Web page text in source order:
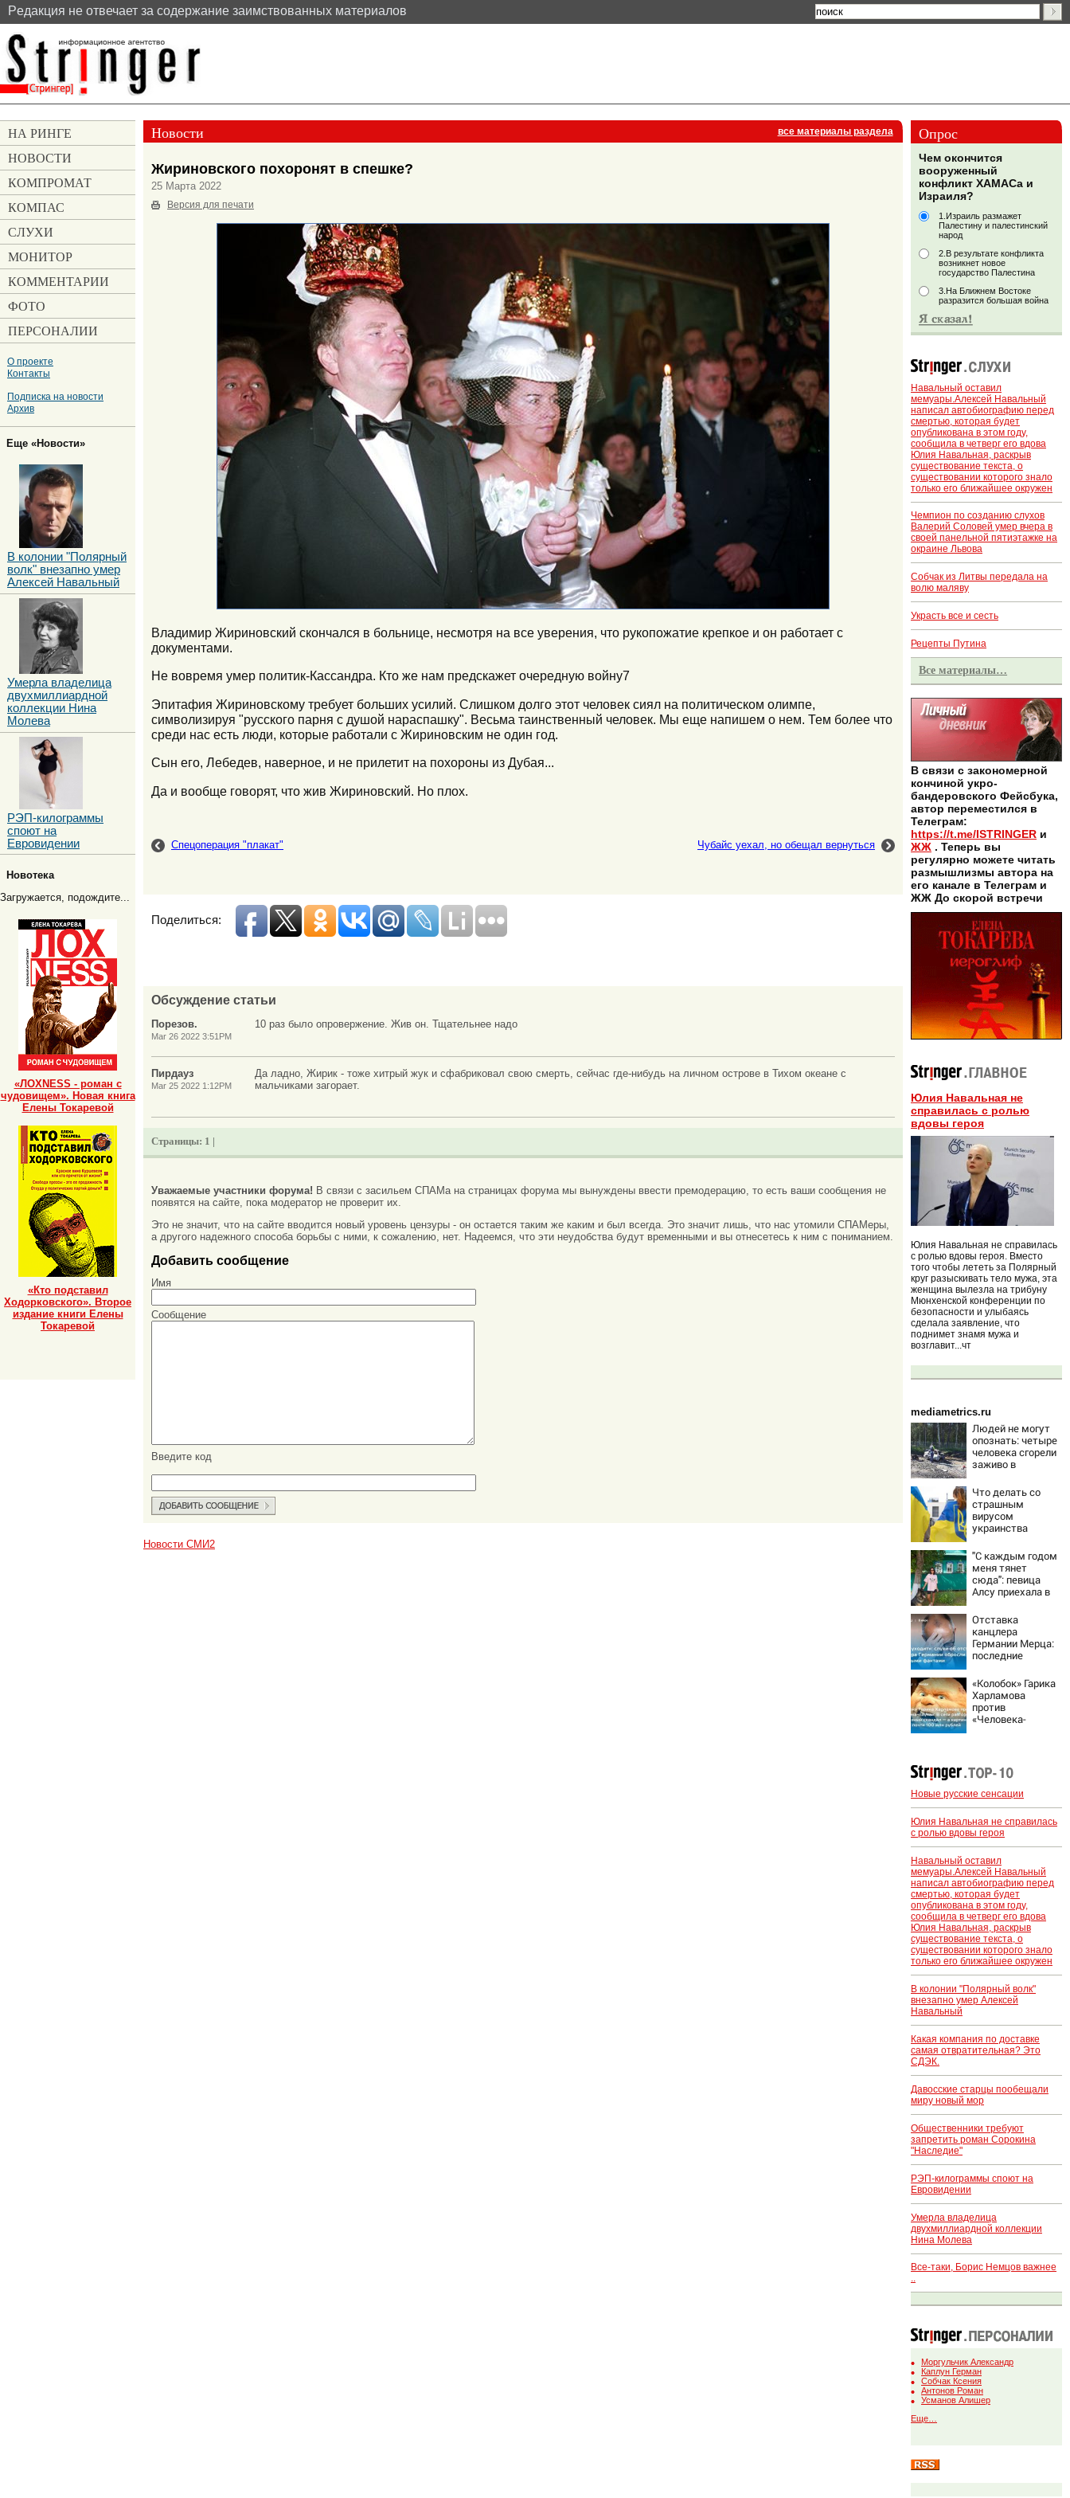
Pедакция не отвечает за содержание заимствованных материалов
Новости все материалы раздела
Жириновского похоронят в спешке?
25 Марта 2022
Версия для печати
Владимир Жириновский скончался в больнице, несмотря на все уверения, что рукопожатие крепкое и он работает с
документами.
Не вовремя умер политик-Кассандра. Кто же нам предскажет очередную войну7
Эпитафия Жириновскому требует больших усилий. Слишком долго этот человек сиял на политическом олимпе,
символизируя "русского парня с душой нараспашку". Весьма таинственный человек. Мы еще напишем о нем. Тем более что
среди нас есть люди, которые работали с Жириновским не один год.
Сын его, Лебедев, наверное, и не прилетит на похороны из Дубая...
Да и вообще говорят, что жив Жириновский. Но плох.
Спецоперация "плакат" Чубайс уехал, но обещал вернуться
Поделиться:
Обсуждение статьи
Порезов.
Mar 26 2022 3:51PM
10 раз было опровержение. Жив он. Тщательнее надо
Пирдауз
Mar 25 2022 1:12PM
Да ладно, Жирик - тоже хитрый жук и сфабриковал свою смерть, сейчас где-нибудь на личном острове в Тихом океане с
мальчиками загорает.
Страницы: 1 |
Уважаемые участники форума! В связи с засильем СПАМа на страницах форума мы вынуждены ввести премодерацию, то есть ваши сообщения не
появятся на сайте, пока модератор не проверит их.
Это не значит, что на сайте вводится новый уровень цензуры - он остается таким же каким и был всегда. Это значит лишь, что нас утомили СПАМеры,
а другого надежного способа борьбы с ними, к сожалению, нет. Надеемся, что эти неудобства будут временными и вы отнесетесь к ним с пониманием.
Добавить сообщение
Имя
Сообщение
Введите код
Новости СМИ2
Опрос
Чем окончится
вооруженный
конфликт ХАМАСа и
Израиля?
1.Израиль размажет
Палестину и палестинский
народ
2.В результате конфликта
возникнет новое
государство Палестина
3.На Ближнем Востоке
разразится большая война
Навальный оставил
мемуары.Алексей Навальный
написал автобиографию перед
смертью, которая будет
опубликована в этом году,
сообщила в четверг его вдова
Юлия Навальная, раскрыв
существование текста, о
существовании которого знало
только его ближайшее окружен
Чемпион по созданию слухов
Валерий Соловей умер вчера в
своей панельной пятиэтажке на
окраине Львова
Собчак из Литвы передала на
волю маляву
Украсть все и сесть
Рецепты Путина
Все материалы…
В связи с закономерной
кончиной укро-
бандеровского Фейсбука,
автор переместился в
Телеграм:
https://t.me/ISTRINGER и
ЖЖ . Теперь вы
регулярно можете читать
размышлизмы автора на
его канале в Телеграм и
ЖЖ До скорой встречи
Юлия Навальная не
справилась с ролью
вдовы героя
Юлия Навальная не справилась
с ролью вдовы героя. Вместо
того чтобы лететь за Полярный
круг разыскивать тело мужа, эта
женщина вылезла на трибуну
Мюнхенской конференции по
безопасности и улыбаясь
сделала заявление, что
поднимет знамя мужа и
возглавит...чт
mediametrics.ru
Людей не могут
опознать: четыре
человека сгорели
заживо в
трассе
07/08/2026 –
Новости
Что делать со
страшным
вирусом
украинства
"С каждым годом
меня тянет
сюда": певица
Алсу приехала в
деревню, где
прошло ее
детство
07/08/2026 –
Новости
Отставка
канцлера
Германии Мерца:
последние
августа 2026 и
прогнозы
«Колобок» Гарика
Харламова
против
«Человека-
скандал — а
картина уже
собрала почти
100 млн рублей
Новые русские сенсации
Юлия Навальная не справилась
с ролью вдовы героя
Навальный оставил
мемуары.Алексей Навальный
написал автобиографию перед
смертью, которая будет
опубликована в этом году,
сообщила в четверг его вдова
Юлия Навальная, раскрыв
существование текста, о
существовании которого знало
только его ближайшее окружен
В колонии "Полярный волк"
внезапно умер Алексей
Навальный
Какая компания по доставке
самая отвратительная? Это
СДЭК.
Давосские старцы пообещали
миру новый мор
Общественники требуют
запретить роман Сорокина
"Наследие"
РЭП-килограммы споют на
Евровидении
Умерла владелица
двухмиллиардной коллекции
Нина Молева
Все-таки, Борис Немцов важнее
..
Моргульчик Александр
Каплун Герман
Собчак Ксения
Антонов Роман
Усманов Алишер
Еще…
НА РИНГЕ
НОВОСТИ
КОМПРОМАТ
КОМПАС
СЛУХИ
МОНИТОР
КОММЕНТАРИИ
ФОТО
ПЕРСОНАЛИИ
О проекте
Контакты
Подписка на новости
Архив
Еще «Новости»
В колонии "Полярный
волк" внезапно умер
Алексей Навальный
Умерла владелица
двухмиллиардной
коллекции Нина
Молева
РЭП-килограммы
споют на
Евровидении
Новотека
Загружается, подождите...
«ЛОХNESS - роман с
чудовищем». Новая книга
Елены Токаревой
«Кто подставил
Ходорковского». Второе
издание книги Елены
Токаревой